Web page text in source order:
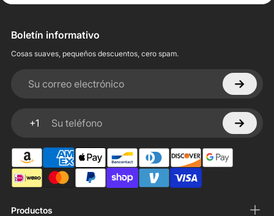
Productos
Boletín informativo
Cosas suaves, pequeños descuentos, cero spam.
Su correo electrónico
+1
Su teléfono